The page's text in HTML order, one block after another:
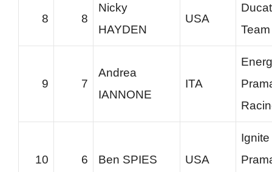
8 8
Nicky
HAYDEN
USA
Team
9 7
Andrea
IANNONE
ITA
10 6 Ben SPIES USA
Ignite